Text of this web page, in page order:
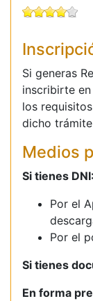
Si generas
inscribirte
los
dicho
Medios
Si tienes DNI:
Por el
Por el
Si tienes
En forma